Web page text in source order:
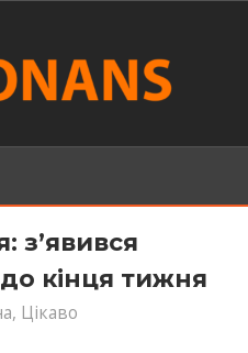
з’явився
кінця тижня
, Цікаво